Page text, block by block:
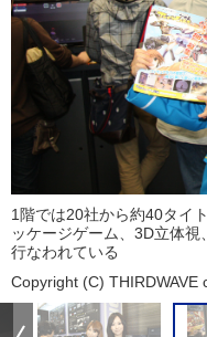
1階では20社から約40タイ
ッケージゲーム、3D立体
行なわれている
Copyright (C) THIRDWAVE